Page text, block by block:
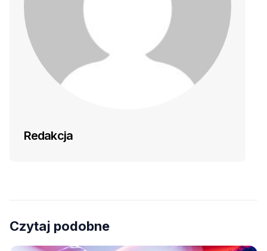
Redakcja
Czytaj podobne